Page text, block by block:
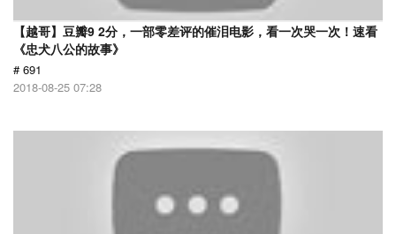
【越哥】豆瓣9 2分，一部零差评的催泪电影，看一次哭一次！速看
《忠犬八公的故事》
# 691
2018-08-25 07:28